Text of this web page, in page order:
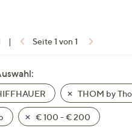
| Seite 1 von 1
THOM by
€ 100 - € 200